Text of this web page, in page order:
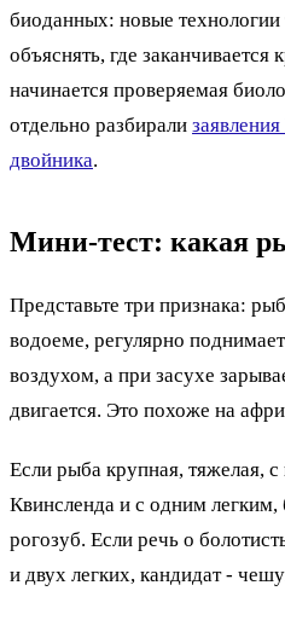
биоданных: новые
объяснять, где заканчивается
начинается проверяемая
отдельно разбирали
двойника.
Мини-тест: какая
Представьте три признака:
водоеме, регулярно
воздухом, а при засухе
двигается. Это похоже на
Если рыба крупная, тяжелая,
Квинсленда и с одним легким,
рогозуб. Если речь о
и двух легких, кандидат -